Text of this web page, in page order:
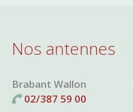
Nos antennes
Brabant Wallon
02/387 59 00